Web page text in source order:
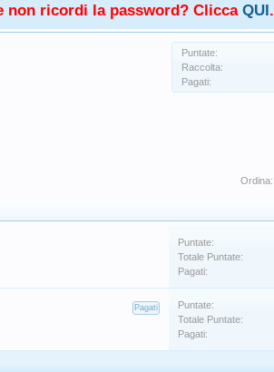
non ricordi la password? CliccaQUI.
Puntate:
Raccolta:
Pagati:
Ordina:
Puntate:
Totale Puntate:
Pagati:
Pagati Puntate:
Totale Puntate:
Pagati: